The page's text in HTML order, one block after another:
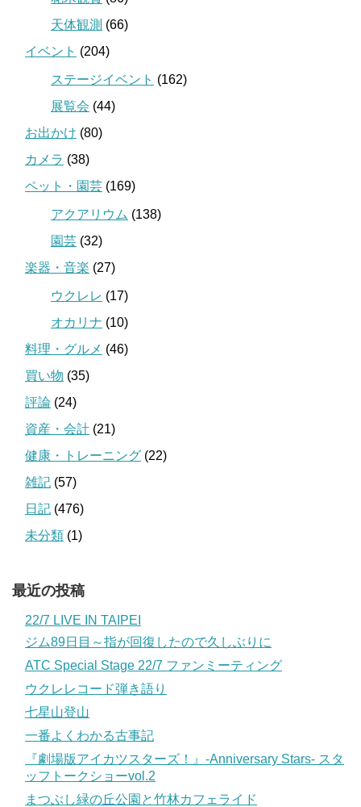
天体観測 (66)
イベント (204)
ステージイベント (162)
展覧会 (44)
お出かけ (80)
カメラ (38)
ペット・園芸 (169)
アクアリウム (138)
園芸 (32)
楽器・音楽 (27)
ウクレレ (17)
オカリナ (10)
料理・グルメ (46)
買い物 (35)
評論 (24)
資産・会計 (21)
健康・トレーニング (22)
雑記 (57)
日記 (476)
未分類 (1)
最近の投稿
22/7 LIVE IN TAIPEI
ジム89日目～指が回復したので久しぶりに
ATC Special Stage 22/7 ファンミーティング
ウクレレコード弾き語り
七星山登山
一番よくわかる古事記
『劇場版アイカツスターズ！』-Anniversary Stars- スタ
ッフトークショーvol.2
まつぶし緑の丘公園と竹林カフェライド